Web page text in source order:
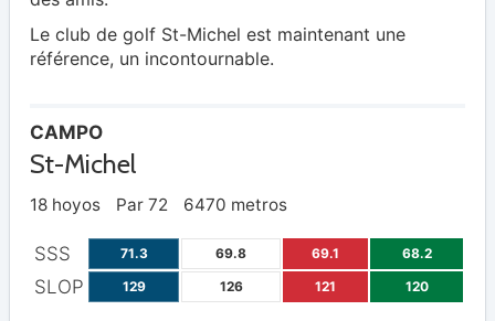
Le club de golf St-Michel est maintenant une
référence, un incontournable.
CAMPO
St-Michel
18 hoyos Par 72 6470 metros
SSS 71.3 69.8 69.1 68.2
SLOP 129 126 121 120